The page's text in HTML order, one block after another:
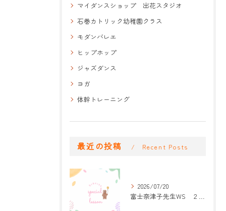
マイダンスショップ 出花スタジオ
石巻カトリック幼稚園クラス
モダンバレエ
ヒップホップ
ジャズダンス
ヨガ
体幹トレーニング
最近の投稿 Recent Posts
2026/07/20
富士奈津子先生WS ２回目